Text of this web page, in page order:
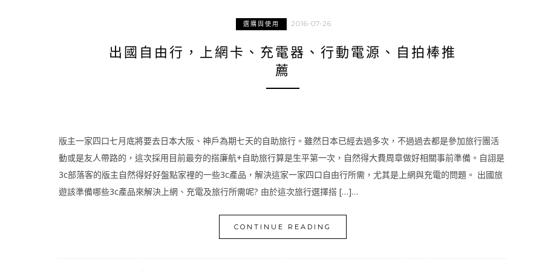
選購與使用 2016-07-26
出國自由行，上網卡、充電器、行動電源、自拍棒推
薦
版主一家四口七月底將要去日本大阪、神戶為期七天的自助旅行。雖然日本已經去過多次，不過過去都是參加旅行團活
動或是友人帶路的，這次採用目前最夯的搭廉航+自助旅行算是生平第一次，自然得大費周章做好相關事前準備。自詡是
3c部落客的版主自然得好好盤點家裡的一些3c產品，解決這家一家四口自由行所需，尤其是上網與充電的問題。 出國旅
遊該準備哪些3c產品來解決上網、充電及旅行所需呢? 由於這次旅行選擇搭 […]…
CONTINUE READING